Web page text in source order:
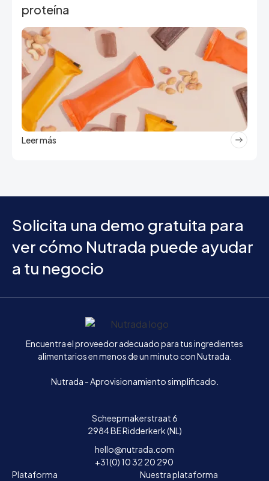
proteína
Leer más
Solicita una demo gratuita para
ver cómo Nutrada puede ayudar
a tu negocio
Inicio
Encuentra el proveedor adecuado para tus ingredientes
alimentarios en menos de un minuto con Nutrada.
Nutrada - Aprovisionamiento simplificado.
Scheepmakerstraat 6
2984 BE Ridderkerk (NL)
hello@nutrada.com
+31(0) 10 32 20 290
Plataforma
Nuestra plataforma